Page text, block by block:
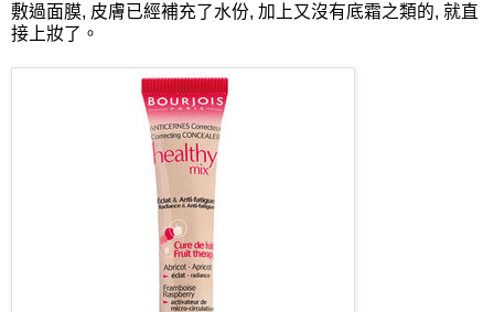
敷過面膜, 皮膚已經補充了水份, 加上又沒有底霜之類的, 就直
接上妝了。